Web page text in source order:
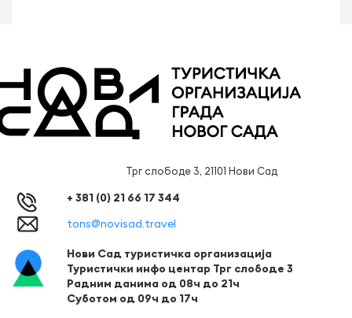
Трг слободе 3, 21101 Нови Сад
+ 381 (0) 21 66 17 344
tons@novisad.travel
Нови Сад туристичка организација
Туристички инфо центар Трг слободе 3
Радним данима од 08ч до 21ч
Суботом од 09ч до 17ч